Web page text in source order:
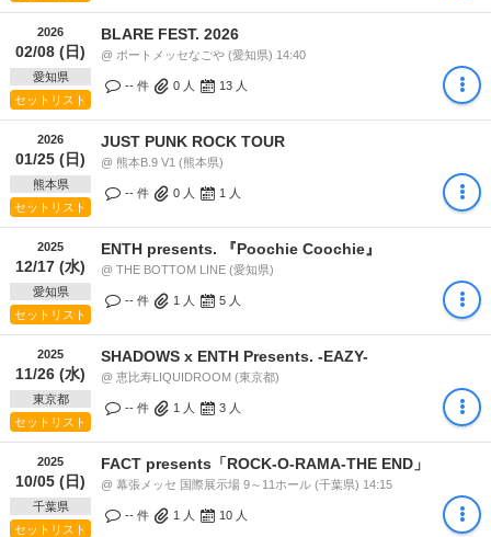
2026
02/08 (日)
愛知県
セットリスト
BLARE FEST. 2026
@ ポートメッセなごや (愛知県) 14:40
-- 件 0 人 13 人
2026
01/25 (日)
熊本県
セットリスト
JUST PUNK ROCK TOUR
@ 熊本B.9 V1 (熊本県)
-- 件 0 人 1 人
2025
12/17 (水)
愛知県
セットリスト
ENTH presents. 『Poochie Coochie』
@ THE BOTTOM LINE (愛知県)
-- 件 1 人 5 人
2025
11/26 (水)
東京都
セットリスト
SHADOWS x ENTH Presents. -EAZY-
@ 恵比寿LIQUIDROOM (東京都)
-- 件 1 人 3 人
2025
10/05 (日)
千葉県
セットリスト
FACT presents「ROCK-O-RAMA-THE END」
@ 幕張メッセ 国際展示場 9～11ホール (千葉県) 14:15
-- 件 1 人 10 人